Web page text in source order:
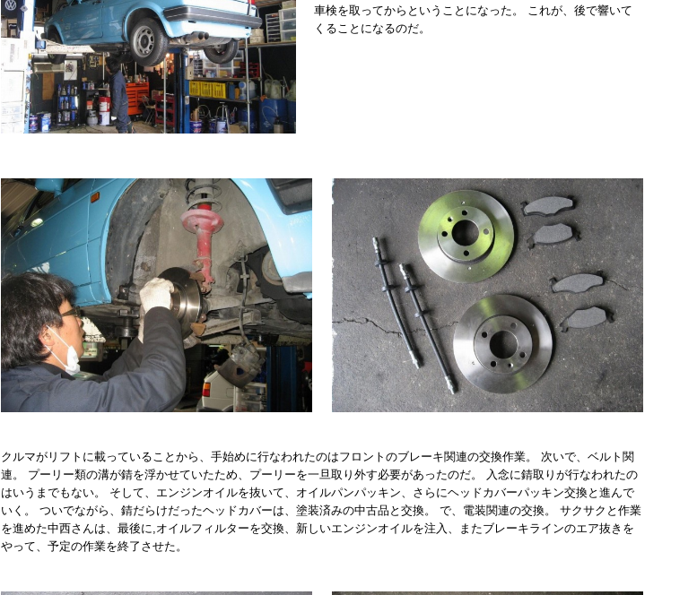
車検を取ってからということになった。 これが、後で響いて
くることになるのだ。
クルマがリフトに載っていることから、手始めに行なわれたのはフロントのブレーキ関連の交換作業。 次いで、ベルト関
連。 プーリー類の溝が錆を浮かせていたため、プーリーを一旦取り外す必要があったのだ。 入念に錆取りが行なわれたの
はいうまでもない。 そして、エンジンオイルを抜いて、オイルパンパッキン、さらにヘッドカバーパッキン交換と進んで
いく。 ついでながら、錆だらけだったヘッドカバーは、塗装済みの中古品と交換。 で、電装関連の交換。 サクサクと作業
を進めた中西さんは、最後に,オイルフィルターを交換、新しいエンジンオイルを注入、またブレーキラインのエア抜きを
やって、予定の作業を終了させた。